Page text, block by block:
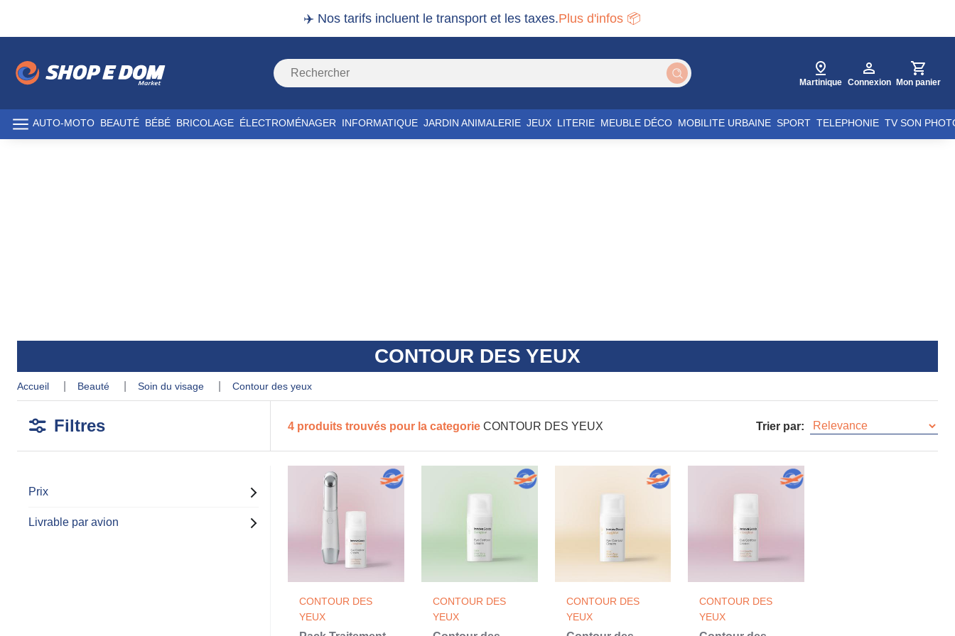
✈️ Nos tarifs incluent le transport et les taxes.Plus d'infos 📦
Martinique Connexion Mon panier
AUTO-MOTO BEAUTÉ BÉBÉ BRICOLAGE ÉLECTROMÉNAGER INFORMATIQUE JARDIN ANIMALERIE JEUX LITERIE MEUBLE DÉCO MOBILITE URBAINE SPORT TELEPHONIE TV SON
CONTOUR DES YEUX
accueil beauté soin du visage contour des yeux
Filtres 4 produits trouvés pour la categorie CONTOUR DES YEUX Trier par:
Prix
Livrable par avion
CONTOUR DES
YEUX
CONTOUR DES
YEUX
CONTOUR DES
YEUX
CONTOUR DES
YEUX